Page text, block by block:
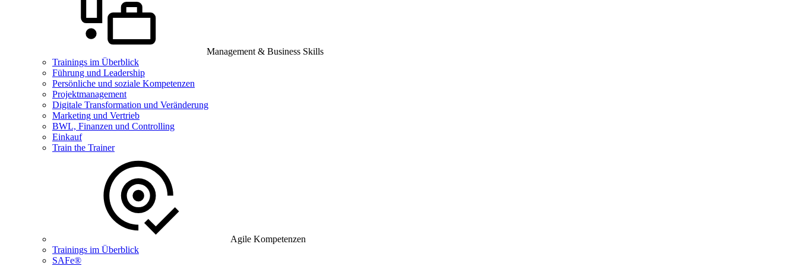
Management & Business Skills
Trainings im Überblick
Führung und Leadership
Persönliche und soziale Kompetenzen
Projektmanagement
Digitale Transformation und Veränderung
Marketing und Vertrieb
BWL, Finanzen und Controlling
Einkauf
Train the Trainer
Agile Kompetenzen
Trainings im Überblick
SAFe®